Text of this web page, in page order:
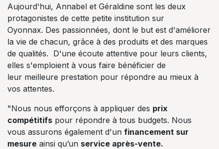
Aujourd'hui, Annabel et Géraldine sont les deux
protagonistes de cette petite institution sur
Oyonnax. Des passionnées, dont le but est d'améliorer
la vie de chacun, grâce à des produits et des marques
de qualités. D'une écoute attentive pour leurs clients,
elles s'emploient à vous faire bénéficier de
leur meilleure prestation pour répondre au mieux à
vos attentes.
"Nous nous efforçons à appliquer des prix
compétitifs pour répondre à tous budgets. Nous
vous assurons également d'un financement sur
mesure ainsi qu’un service après-vente.